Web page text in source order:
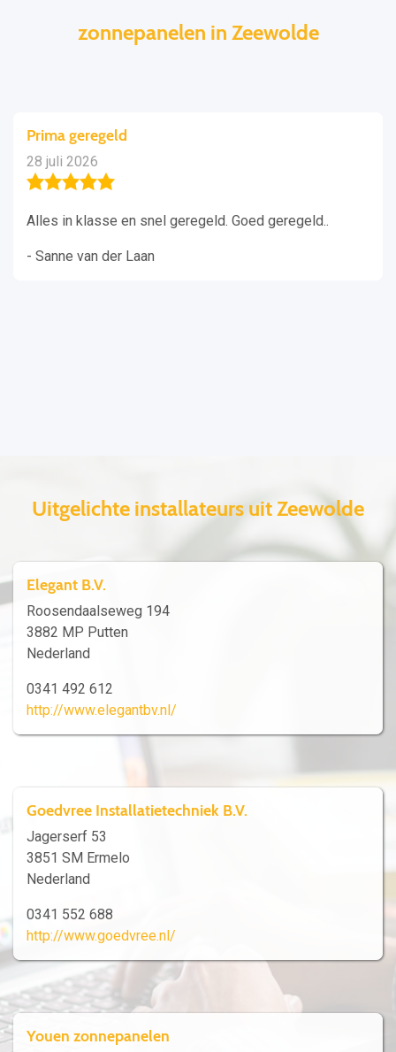
zonnepanelen in Zeewolde
Prima geregeld
28 juli 2026
Alles in klasse en snel geregeld. Goed geregeld..
- Sanne van der Laan
Uitgelichte installateurs uit Zeewolde
Elegant B.V.
Roosendaalseweg 194
3882 MP Putten
Nederland
0341 492 612
http://www.elegantbv.nl/
Goedvree Installatietechniek B.V.
Jagerserf 53
3851 SM Ermelo
Nederland
0341 552 688
http://www.goedvree.nl/
Youen zonnepanelen